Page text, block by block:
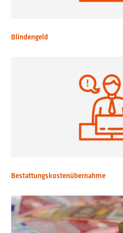
Blindengeld
Bestattungskostenübernahme